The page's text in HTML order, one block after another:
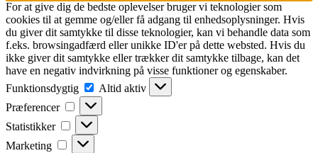
For at give dig de bedste oplevelser bruger vi teknologier som
cookies til at gemme og/eller få adgang til enhedsoplysninger. Hvis
du giver dit samtykke til disse teknologier, kan vi behandle data som
f.eks. browsingadfærd eller unikke ID'er på dette websted. Hvis du
ikke giver dit samtykke eller trækker dit samtykke tilbage, kan det
have en negativ indvirkning på visse funktioner og egenskaber.
Funktionsdygtig
Funktionsdygtig
Altid aktiv
Præferencer
Præferencer
Statistikker Statistikker
Marketing Marketing